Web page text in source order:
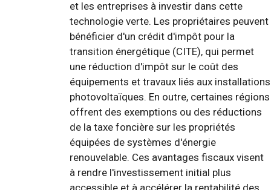
et les entreprises à investir dans cette
technologie verte. Les propriétaires peuvent
bénéficier d'un crédit d'impôt pour la
transition énergétique (CITE), qui permet
une réduction d'impôt sur le coût des
équipements et travaux liés aux installations
photovoltaïques. En outre, certaines régions
offrent des exemptions ou des réductions
de la taxe foncière sur les propriétés
équipées de systèmes d'énergie
renouvelable. Ces avantages fiscaux visent
à rendre l'investissement initial plus